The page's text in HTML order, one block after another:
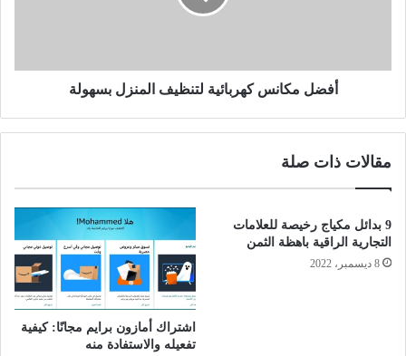
أفضل مكانس كهربائية لتنظيف المنزل بسهولة
مقالات ذات صلة
9 بدائل مكياج رخيصة للعلامات
التجارية الراقية باهظة الثمن
8 ديسمبر، 2022
اشتراك أمازون برايم مجانًا: كيفية
تفعيله والاستفادة منه